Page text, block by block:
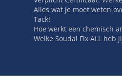
Alles wat je moet weten
Tack!
Hoe werkt een chemisch
Welke Soudal Fix ALL heb